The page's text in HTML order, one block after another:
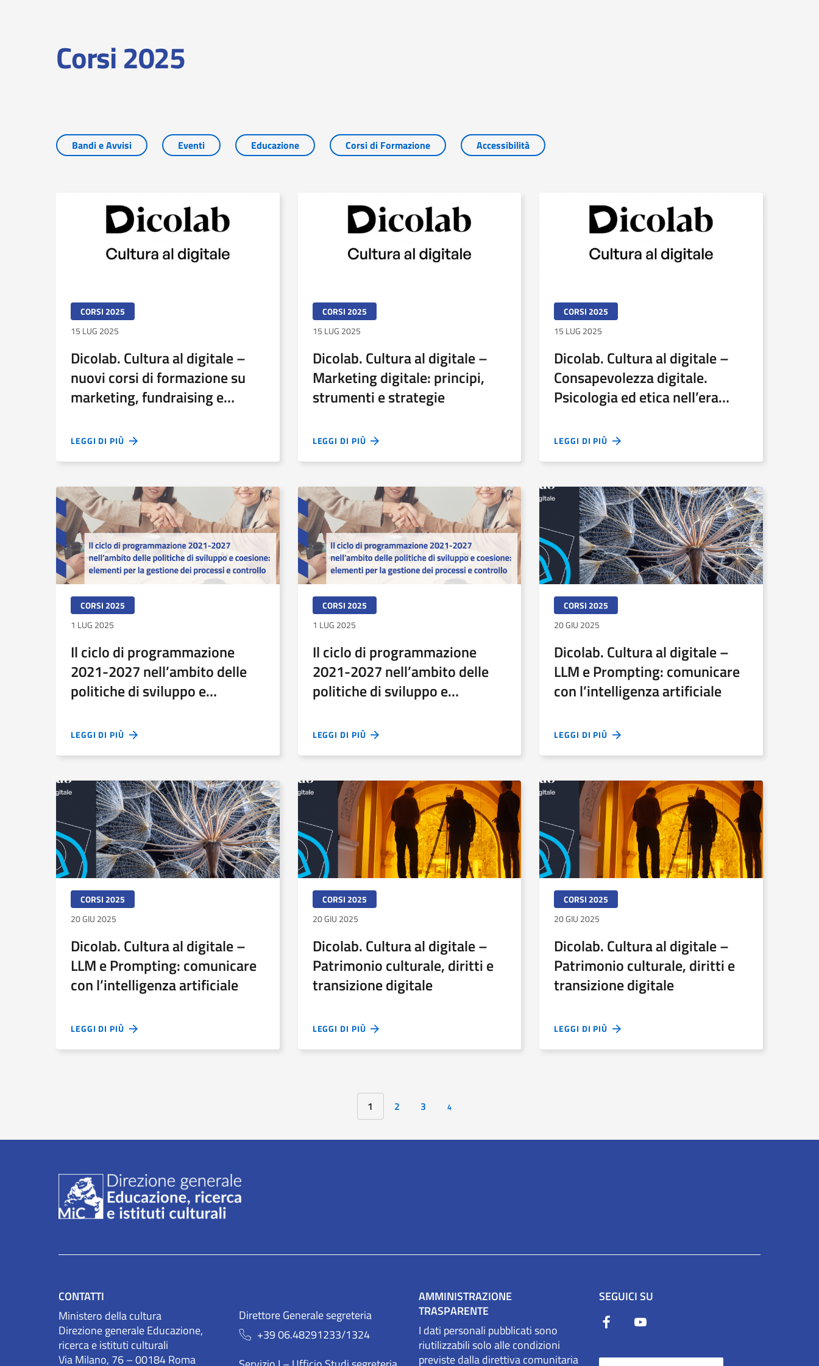
Corsi 2025
Bandi e Avvisi Eventi Educazione Corsi di Formazione Accessibilità
CORSI 2025
15 LUG 2025
Dicolab. Cultura al digitale –
nuovi corsi di formazione su
marketing, fundraising e
LEGGI DI PIÙ
CORSI 2025
15 LUG 2025
Dicolab. Cultura al digitale –
Marketing digitale: principi,
strumenti e strategie
LEGGI DI PIÙ
CORSI 2025
15 LUG 2025
Dicolab. Cultura al digitale –
Consapevolezza digitale.
Psicologia ed etica nell’era
LEGGI DI PIÙ
CORSI 2025
1 LUG 2025
Il ciclo di programmazione
2021-2027 nell’ambito delle
politiche di sviluppo e
LEGGI DI PIÙ
CORSI 2025
1 LUG 2025
Il ciclo di programmazione
2021-2027 nell’ambito delle
politiche di sviluppo e
LEGGI DI PIÙ
CORSI 2025
20 GIU 2025
Dicolab. Cultura al digitale –
LLM e Prompting: comunicare
con l’intelligenza artificiale
LEGGI DI PIÙ
CORSI 2025
20 GIU 2025
Dicolab. Cultura al digitale –
LLM e Prompting: comunicare
con l’intelligenza artificiale
LEGGI DI PIÙ
CORSI 2025
20 GIU 2025
Dicolab. Cultura al digitale –
Patrimonio culturale, diritti e
transizione digitale
LEGGI DI PIÙ
CORSI 2025
20 GIU 2025
Dicolab. Cultura al digitale –
Patrimonio culturale, diritti e
transizione digitale
LEGGI DI PIÙ
1 2 3 4
CONTATTI
Ministero della cultura
Direzione generale Educazione,
ricerca e istituti culturali
Via Milano, 76 – 00184 Roma
Direttore Generale segreteria
+39 06.48291233/1324
AMMINISTRAZIONE
TRASPARENTE
I dati personali pubblicati sono
riutilizzabili solo alle condizioni
previste dalla direttiva comunitaria
SEGUICI SU